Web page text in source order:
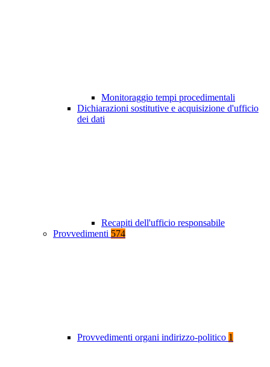
Monitoraggio tempi procedimentali
Dichiarazioni sostitutive e acquisizione d'ufficio
dei dati
Recapiti dell'ufficio responsabile
Provvedimenti 574
Provvedimenti organi indirizzo-politico 1